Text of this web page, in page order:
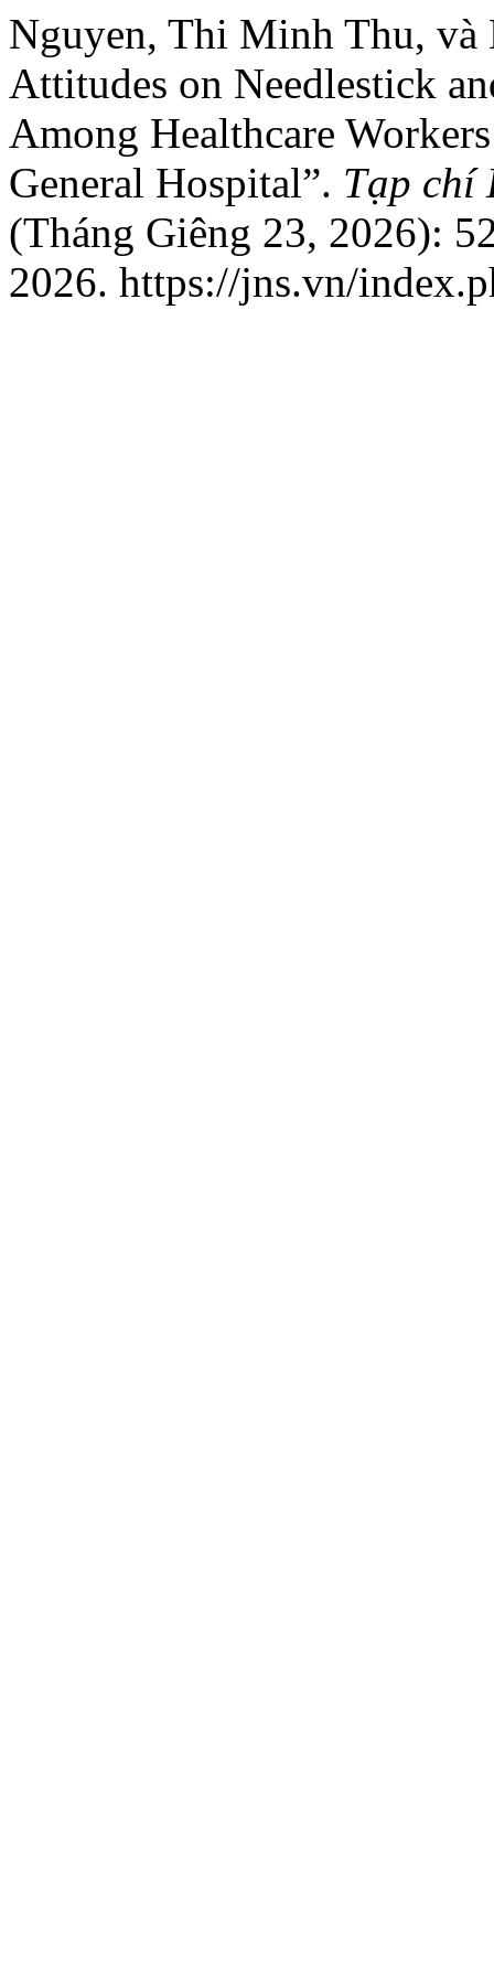
Nguyen, Thi Minh Thu, và
Attitudes on Needlestick
Among Healthcare
General Hospital”. Tạp chí
(Tháng Giêng 23, 2026):
2026. https://jns.vn/